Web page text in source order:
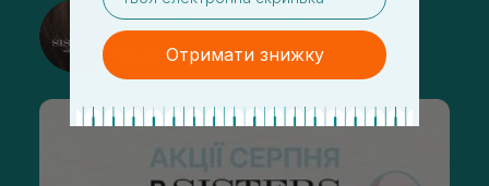
@sisters_stelmakh в Instagram
Подписаться
Отримати знижку